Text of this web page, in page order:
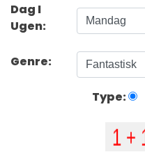
Dag I
Ugen:
Genre:
Type: